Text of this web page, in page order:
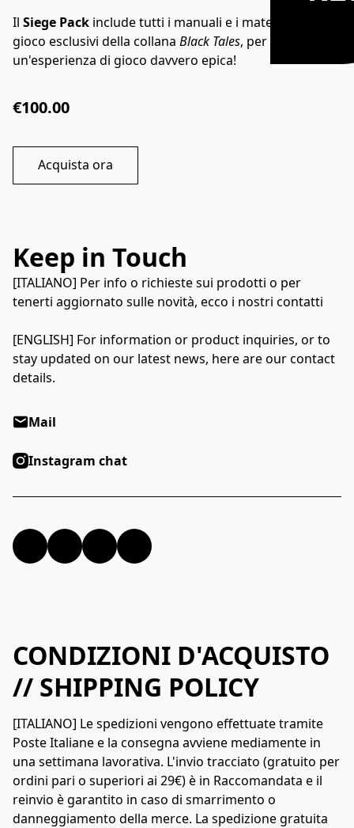
Il Siege Pack include tutti i manuali e i materiali di
gioco esclusivi della collana Black Tales, per garantirvi
un'esperienza di gioco davvero epica!
€100.00
Acquista ora
Keep in Touch
[ITALIANO] Per info o richieste sui prodotti o per
tenerti aggiornato sulle novità, ecco i nostri contatti
[ENGLISH] For information or product inquiries, or to
stay updated on our latest news, here are our contact
details.
Mail
Instagram chat
CONDIZIONI D'ACQUISTO
// SHIPPING POLICY
[ITALIANO] Le spedizioni vengono effettuate tramite
Poste Italiane e la consegna avviene mediamente in
una settimana lavorativa. L'invio tracciato (gratuito per
ordini pari o superiori ai 29€) è in Raccomandata e il
reinvio è garantito in caso di smarrimento o
danneggiamento della merce. La spedizione gratuita